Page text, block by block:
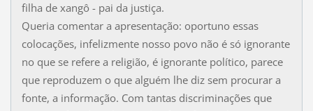
filha de xangô - pai da justiça.
Queria comentar a apresentação: oportuno essas
colocações, infelizmente nosso povo não é só ignorante
no que se refere a religião, é ignorante político, parece
que reproduzem o que alguém lhe diz sem procurar a
fonte, a informação. Com tantas discriminações que